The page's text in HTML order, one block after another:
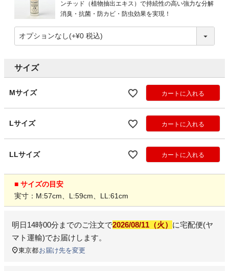
ンチッド（植物抽出エキス）で持続性の高い強力な分解
消臭・抗菌・防カビ・防虫効果を実現！
サイズ
Mサイズ カートに入れる
Lサイズ カートに入れる
LLサイズ カートに入れる
■ サイズの目安
実寸：M:57cm、L:59cm、LL:61cm
明日14時00分 までのご注文で2026/08/11（火） に宅配便(ヤ
マト運輸)でお届けします。
東京都お届け先を変更